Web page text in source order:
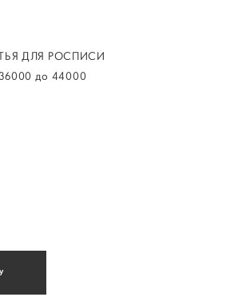
ДЛЯ РОСПИСИ
до 44000